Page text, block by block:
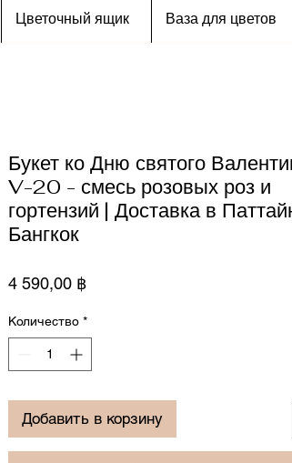
Цветочный ящик Ваза для цветов
Букет ко Дню святого
V-20 - смесь розовых роз и
гортензий | Доставка в
Бангкок
4 590,00 ฿Цена
Количество *
Добавить в корзину